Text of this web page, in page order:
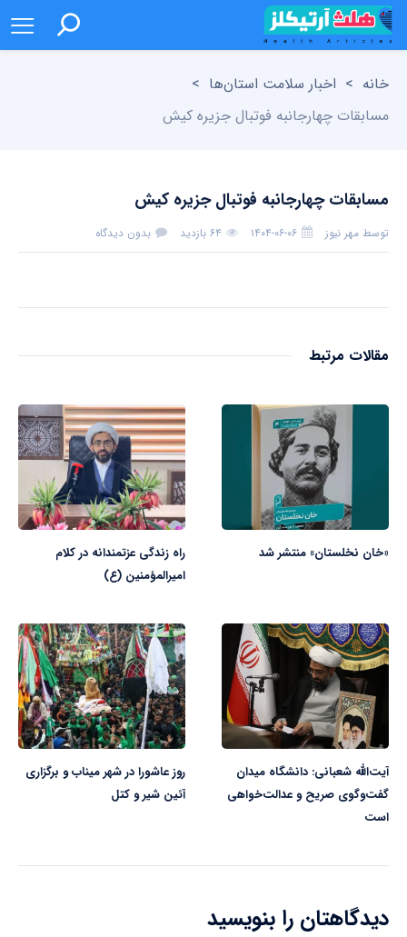
خانه > اخبار سلامت استان‌ها >
مسابقات چهارجانبه فوتبال جزیره کیش
مسابقات چهارجانبه فوتبال جزیره کیش
توسط مهر نیوز ۱۴۰۴-۰۶-۰۶ ۶۴ بازدید بدون دیدگاه
مقالات مرتبط
«خان نخلستان» منتشر شد
راه زندگی عزتمندانه در کلام
امیرالمؤمنین (ع)
آیت‌الله شعبانی: دانشگاه میدان
گفت‌وگوی صریح و عدالت‌خواهی
است
روز عاشورا در شهر میناب و برگزاری
آئین شیر و کتل
دیدگاهتان را بنویسید